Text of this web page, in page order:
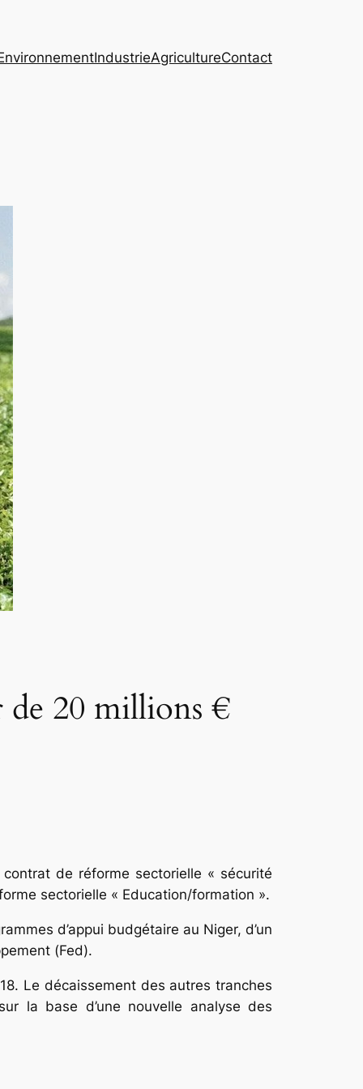
IndustrieAgricultureContact
de 20 millions €
de réforme sectorielle « sécurité
sectorielle « Education/formation ».
d’appui budgétaire au Niger, d’un
(Fed).
Le décaissement des autres tranches
la base d’une nouvelle analyse des